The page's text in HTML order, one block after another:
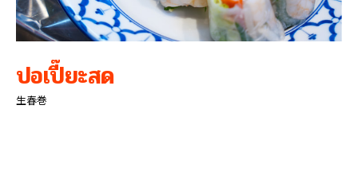
ปอเปี๊ยะสด
生春巻